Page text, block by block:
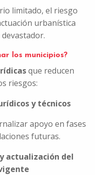
limitado, el riesgo
urbanística
los municipios?
que reducen
riesgos:
y técnicos
apoyo en fases
futuras.
actualización del